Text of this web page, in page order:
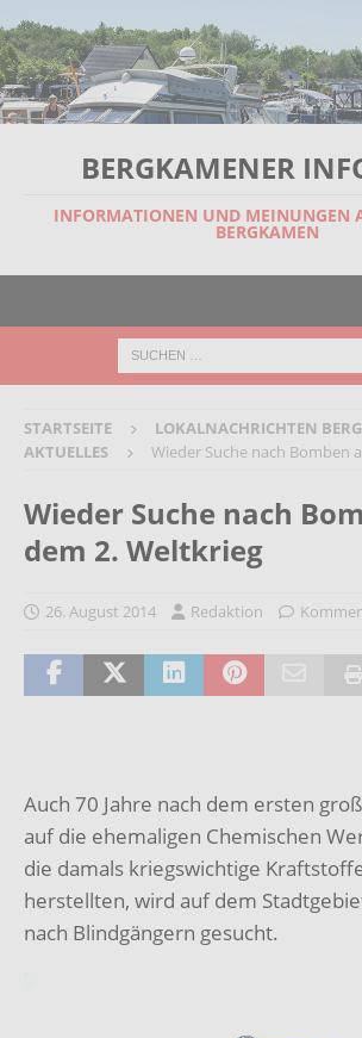
BERGKAMENER
INFORMATIONEN UND MEINUNGEN
BERGKAMEN
STARTSEITE
LOKALNACHRICHTEN
AKTUELLES
Wieder Suche nach Bomben
Wieder Suche nach
dem 2. Weltkrieg
26. August 2014 Redaktion
Auch 70 Jahre nach dem ersten
auf die ehemaligen Chemischen
die damals kriegswichtige
herstellten, wird auf dem
nach Blindgängern gesucht.